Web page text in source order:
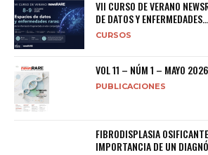
VII CURSO DE VERANO
DE DATOS Y ENFERMEDADES...
CURSOS
VOL 11 – NÚM 1 – MAYO 2026
PUBLICACIONES
FIBRODISPLASIA
IMPORTANCIA DE UN